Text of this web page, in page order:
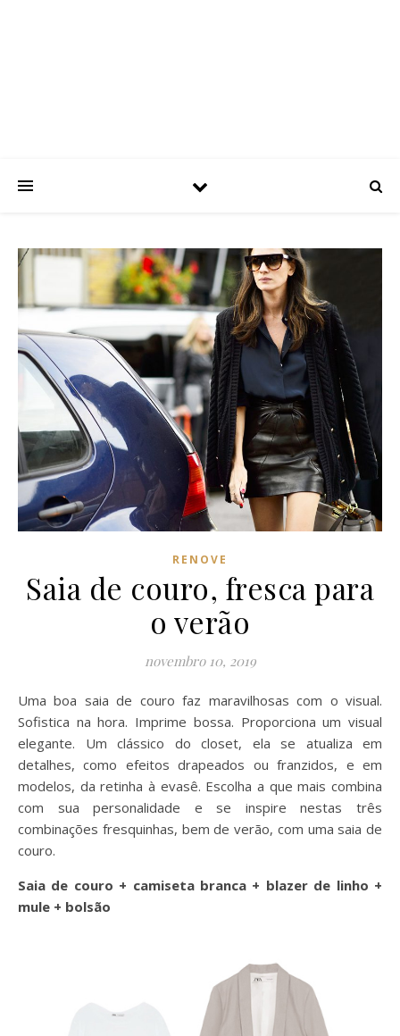
RENOVE
Saia de couro, fresca para
o verão
novembro 10, 2019
Uma boa saia de couro faz maravilhosas com o visual.
Sofistica na hora. Imprime bossa. Proporciona um visual
elegante. Um clássico do closet, ela se atualiza em
detalhes, como efeitos drapeados ou franzidos, e em
modelos, da retinha à evasê. Escolha a que mais combina
com sua personalidade e se inspire nestas três
combinações fresquinhas, bem de verão, com uma saia de
couro.
Saia de couro + camiseta branca + blazer de linho +
mule + bolsão